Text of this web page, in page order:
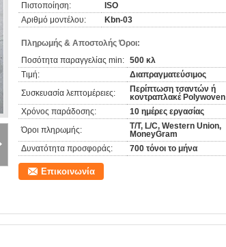
Πιστοποίηση:
ISO
Αριθμό μοντέλου:
Kbn-03
Πληρωμής & Αποστολής Όροι:
Ποσότητα παραγγελίας min: 500 κλ
Τιμή:
Διαπραγματεύσιμος
Συσκευασία λεπτομέρειες:
Περίπτωση τσαντών ή
κοντραπλακέ Polywoven
Χρόνος παράδοσης:
10 ημέρες εργασίας
Όροι πληρωμής:
T/T, L/C, Western Union,
MoneyGram
Δυνατότητα προσφοράς:
700 τόνοι το μήνα
Επικοινωνία